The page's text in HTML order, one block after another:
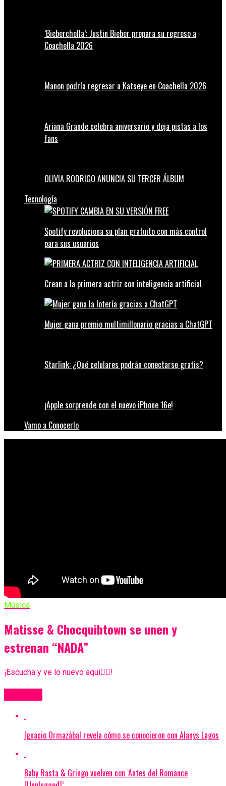
‘Bieberchella’: Justin Bieber prepara su regreso a
Coachella 2026
Manon podría regresar a Katseye en Coachella 2026
Ariana Grande celebra aniversario y deja pistas a los
fans
OLIVIA RODRIGO ANUNCIA SU TERCER ÁLBUM
Tecnología
Spotify revoluciona su plan gratuito con más control
para sus usuarios
Crean a la primera actriz con inteligencia artificial
Mujer gana premio multimillonario gracias a ChatGPT
Starlink: ¿Qué celulares podrán conectarse gratis?
¡Apple sorprende con el nuevo iPhone 16e!
Vamo a Conocerlo
Música
Matisse & Chocquibtown se unen y
estrenan “NADA”
¡Escucha y ve lo nuevo aquí👇🏼!
Ignacio Ormazábal revela cómo se conocieron con Alanys Lagos
Baby Rasta & Gringo vuelven con ‘Antes del Romance